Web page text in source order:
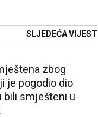
SLJEDEĆA VIJEST
zbog
je pogodio dio
bili smješteni u
.